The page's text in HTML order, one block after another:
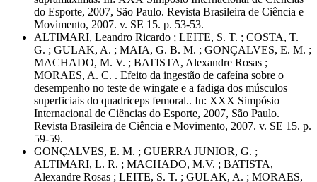
do Esporte, 2007, São Paulo. Revista Brasileira de Ciência e
Movimento, 2007. v. SE 15. p. 53-53.
ALTIMARI, Leandro Ricardo ; LEITE, S. T. ; COSTA, T.
G. ; GULAK, A. ; MAIA, G. B. M. ; GONÇALVES, E. M. ;
MACHADO, M. V. ; BATISTA, Alexandre Rosas ;
MORAES, A. C. . Efeito da ingestão de cafeína sobre o
desempenho no teste de wingate e a fadiga dos músculos
superficiais do quadriceps femoral.. In: XXX Simpósio
Internacional de Ciências do Esporte, 2007, São Paulo.
Revista Brasileira de Ciência e Movimento, 2007. v. SE 15. p.
59-59.
GONÇALVES, E. M. ; GUERRA JUNIOR, G. ;
ALTIMARI, L. R. ; MACHADO, M.V. ; BATISTA,
Alexandre Rosas ; LEITE, S. T. ; GULAK, A. ; MORAES,